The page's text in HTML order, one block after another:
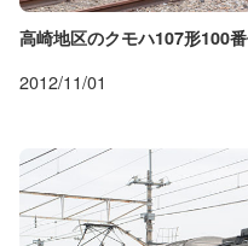
高崎地区のクモハ107形100
2012/11/01